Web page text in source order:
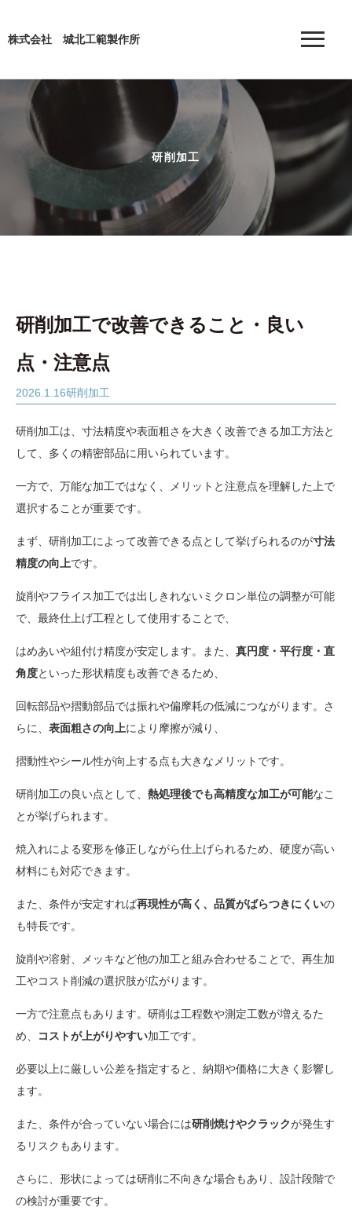
株式会社 城北工範製作所
研削加工
研削加工で改善できること・良い
点・注意点
2026.1.16研削加工
研削加工は、寸法精度や表面粗さを大きく改善できる加工方法と
して、多くの精密部品に用いられています。
一方で、万能な加工ではなく、メリットと注意点を理解した上で
選択することが重要です。
まず、研削加工によって改善できる点として挙げられるのが寸法
精度の向上です。
旋削やフライス加工では出しきれないミクロン単位の調整が可能
で、最終仕上げ工程として使用することで、
はめあいや組付け精度が安定します。また、 真円度・平行度・直
角度といった形状精度も改善できるため、
回転部品や摺動部品では振れや偏摩耗の低減につながります。さ
らに、 表面粗さの向上により摩擦が減り、
摺動性やシール性が向上する点も大きなメリットです。
研削加工の良い点として、 熱処理後でも高精度な加工が可能なこ
とが挙げられます。
焼入れによる変形を修正しながら仕上げられるため、硬度が高い
材料にも対応できます。
また、条件が安定すれば再現性が高く、品質がばらつきにくいの
も特長です。
旋削や溶射、メッキなど他の加工と組み合わせることで、再生加
工やコスト削減の選択肢が広がります。
一方で注意点もあります。研削は工程数や測定工数が増えるた
め、
コストが上がりやすい加工です。
必要以上に厳しい公差を指定すると、納期や価格に大きく影響し
ます。
また、条件が合っていない場合には研削焼けやクラックが発生す
るリスクもあります。
さらに、形状によっては研削に不向きな場合もあり、設計段階で
の検討が重要です。